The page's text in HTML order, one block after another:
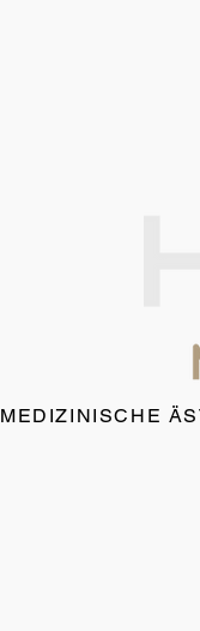
MEDIZINISCHE